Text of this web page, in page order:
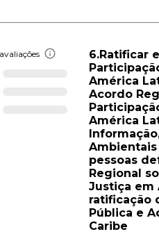
avaliações
6.Ratificar
América
Acordo
América
pessoas
Regional
Justiça em
ratificação
Pública e
Caribe